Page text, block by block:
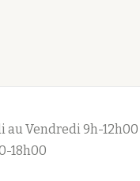
au Vendredi 9h-12h00
18h00